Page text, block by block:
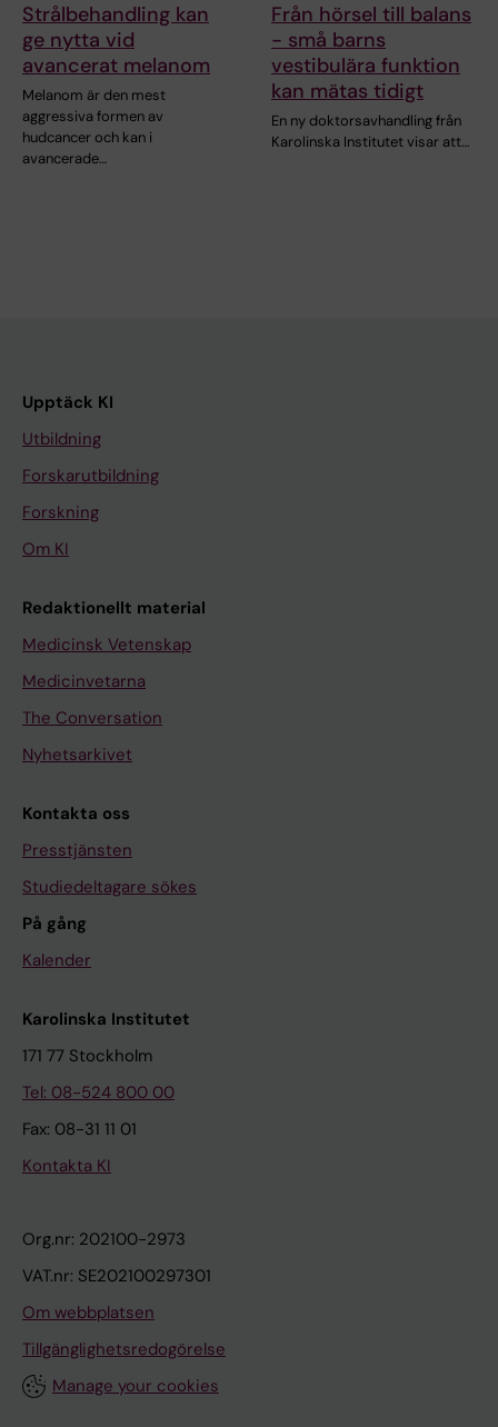
Strålbehandling kan
ge nytta vid
avancerat melanom
Melanom är den mest
aggressiva formen av
hudcancer och kan i
avancerade…
Från hörsel till balans
- små barns
vestibulära funktion
kan mätas tidigt
En ny doktorsavhandling från
Karolinska Institutet visar att…
Upptäck KI
Utbildning
Forskarutbildning
Forskning
Om KI
Redaktionellt material
Medicinsk Vetenskap
Medicinvetarna
The Conversation
Nyhetsarkivet
Kontakta oss
Presstjänsten
Studiedeltagare sökes
På gång
Kalender
Karolinska Institutet
171 77 Stockholm
Tel: 08-524 800 00
Fax: 08-31 11 01
Kontakta KI
Org.nr: 202100-2973
VAT.nr: SE202100297301
Om webbplatsen
Tillgänglighetsredogörelse
Manage your cookies